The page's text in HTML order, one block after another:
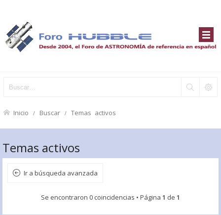
Inicio Buscar Temas activos
Temas activos
Ir a búsqueda avanzada
Se encontraron 0 coincidencias • Página 1 de 1